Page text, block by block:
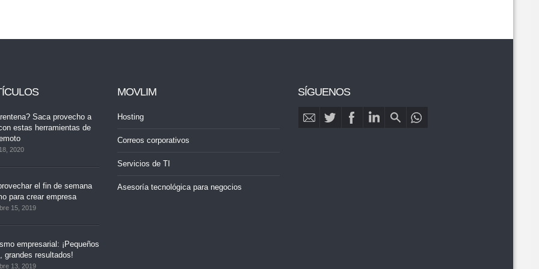
Saca provecho a
estas herramientas de
2020
el fin de semana
para crear empresa
15, 2019
empresarial: ¡Pequeños
grandes resultados!
13, 2019
MOVLIM
Hosting
Correos corporativos
Servicios de TI
Asesoría tecnológica para negocios
SÍGUENOS